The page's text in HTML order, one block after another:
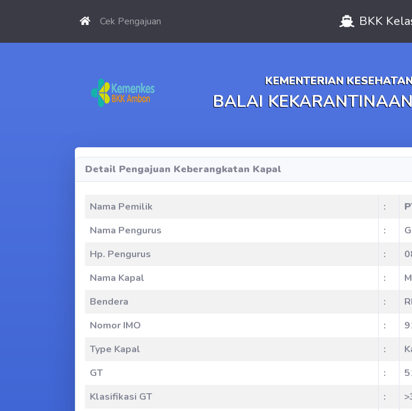
BKK
Cek Pengajuan
KEMENTERIAN
BALAI
Detail Pengajuan Keberangkatan Kapal
Nama Pemilik :
Nama Pengurus
:
Hp. Pengurus
:
Nama Kapal
:
Bendera
:
RI
Nomor IMO
:
Type Kapal
:
GT
:
Klasifikasi GT
: